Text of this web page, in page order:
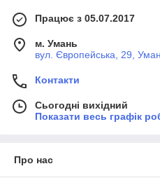
Працює з 05.07.2017
м. Умань
вул. Європейська, 29,
Контакти
Сьогодні вихідний
Показати весь графік
Про нас